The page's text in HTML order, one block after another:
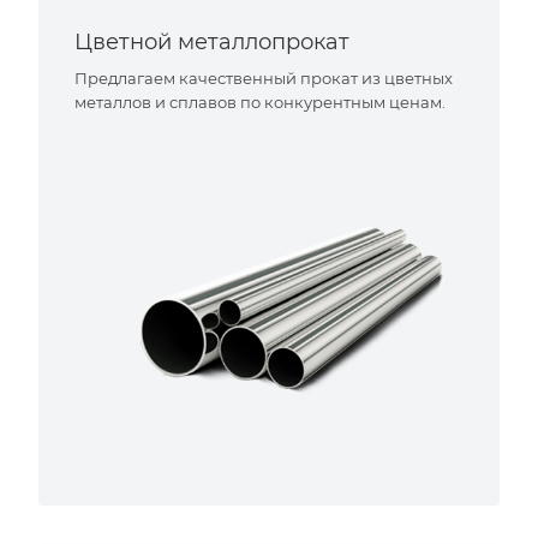
Цветной металлопрокат
Предлагаем качественный прокат из цветных
металлов и сплавов по конкурентным ценам.